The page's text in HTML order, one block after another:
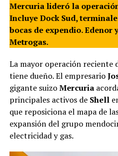
Mercuria lideró la
Incluye Dock Sud,
bocas de expendio. Edenor
Metrogas.
La mayor operación reciente
tiene dueño. El empresario
gigante suizoMercuria
principales activos de Shell
que reposiciona el mapa de
expansión del grupo
electricidad y gas.